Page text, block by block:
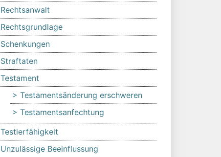
Rechtsanwalt
Rechtsgrundlage
Schenkungen
Straftaten
Testament
Testamentsänderung erschweren
Testamentsanfechtung
Testierfähigkeit
Unzulässige Beeinflussung